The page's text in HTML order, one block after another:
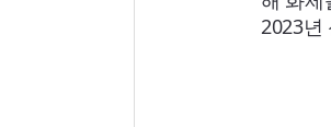
2023년